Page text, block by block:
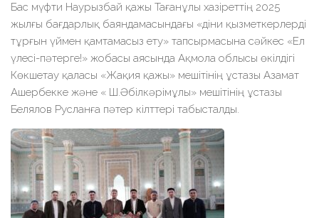
Бас мүфти Наурызбай қажы Тағанұлы хазіреттің 2025
жылғы бағдарлық баяндамасындағы «діни қызметкерлерді
тұрғын үймен қамтамасыз ету» тапсырмасына сәйкес «Ел
үлесі-пәтерге!» жобасы аясында Ақмола облысы өкілдігі
Көкшетау қаласы «Жақия қажы» мешітінің ұстазы Азамат
Ашербекке және « Ш.Әбілкәрімұлы» мешітінің ұстазы
Белялов Русланға пәтер кілттері табысталды.